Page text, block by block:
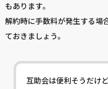
もあります。
解約時に手数料が発生する場
ておきましょう。
互助会は便利そうだけ